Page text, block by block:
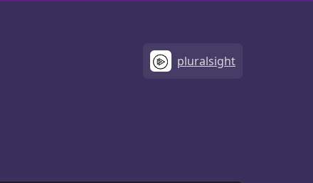
pluralsight